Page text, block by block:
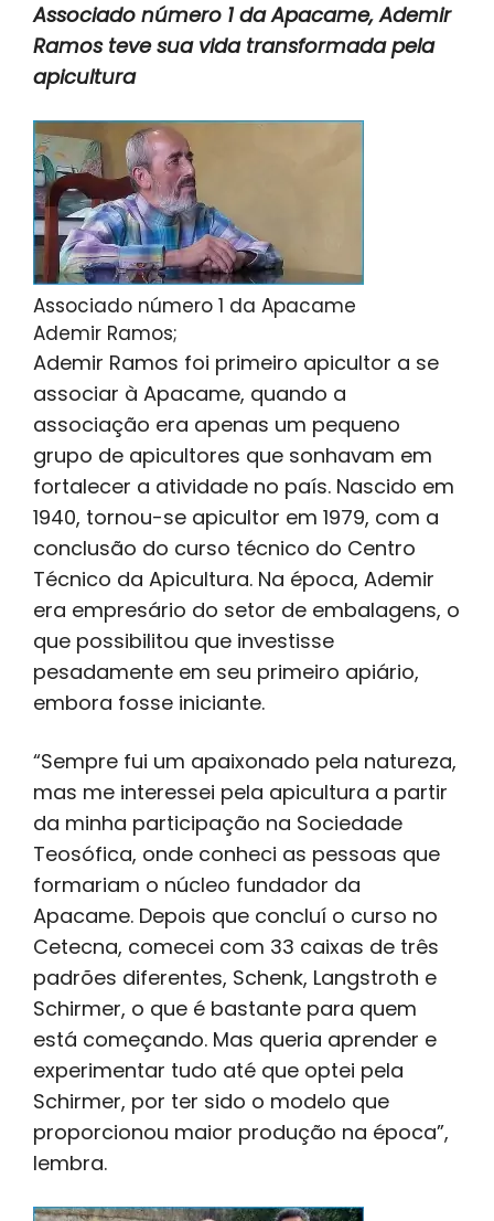
Associado número 1 da Apacame, Ademir
Ramos teve sua vida transformada pela
apicultura
Associado número 1 da Apacame
Ademir Ramos;
Ademir Ramos foi primeiro apicultor a se
associar à Apacame, quando a
associação era apenas um pequeno
grupo de apicultores que sonhavam em
fortalecer a atividade no país. Nascido em
1940, tornou-se apicultor em 1979, com a
conclusão do curso técnico do Centro
Técnico da Apicultura. Na época, Ademir
era empresário do setor de embalagens, o
que possibilitou que investisse
pesadamente em seu primeiro apiário,
embora fosse iniciante.
“Sempre fui um apaixonado pela natureza,
mas me interessei pela apicultura a partir
da minha participação na Sociedade
Teosófica, onde conheci as pessoas que
formariam o núcleo fundador da
Apacame. Depois que concluí o curso no
Cetecna, comecei com 33 caixas de três
padrões diferentes, Schenk, Langstroth e
Schirmer, o que é bastante para quem
está começando. Mas queria aprender e
experimentar tudo até que optei pela
Schirmer, por ter sido o modelo que
proporcionou maior produção na época”,
lembra.